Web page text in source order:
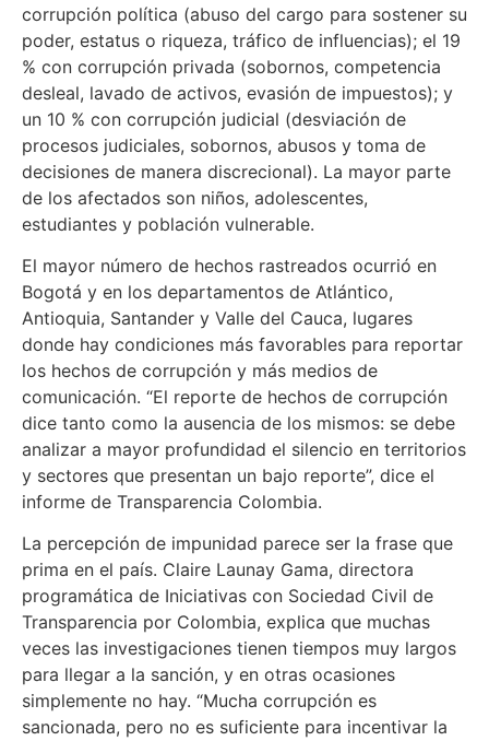
corrupción política (abuso del cargo para sostener su
poder, estatus o riqueza, tráfico de influencias); el 19
% con corrupción privada (sobornos, competencia
desleal, lavado de activos, evasión de impuestos); y
un 10 % con corrupción judicial (desviación de
procesos judiciales, sobornos, abusos y toma de
decisiones de manera discrecional). La mayor parte
de los afectados son niños, adolescentes,
estudiantes y población vulnerable.
El mayor número de hechos rastreados ocurrió en
Bogotá y en los departamentos de Atlántico,
Antioquia, Santander y Valle del Cauca, lugares
donde hay condiciones más favorables para reportar
los hechos de corrupción y más medios de
comunicación. “El reporte de hechos de corrupción
dice tanto como la ausencia de los mismos: se debe
analizar a mayor profundidad el silencio en territorios
y sectores que presentan un bajo reporte”, dice el
informe de Transparencia Colombia.
La percepción de impunidad parece ser la frase que
prima en el país. Claire Launay Gama, directora
programática de Iniciativas con Sociedad Civil de
Transparencia por Colombia, explica que muchas
veces las investigaciones tienen tiempos muy largos
para llegar a la sanción, y en otras ocasiones
simplemente no hay. “Mucha corrupción es
sancionada, pero no es suficiente para incentivar la